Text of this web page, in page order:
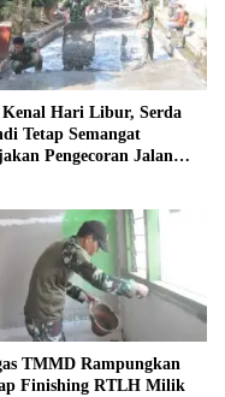
Kenal Hari Libur, Serda
Tetap Semangat
Pengecoran Jalan
TMMD Rampungkan
Finishing RTLH Milik